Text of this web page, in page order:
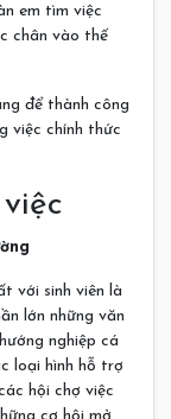
em tìm việc
chân vào thế
để thành công
việc chính thức
với sinh viên là
lớn những văn
nghiệp cá
loại hình hỗ trợ
hội chợ việc